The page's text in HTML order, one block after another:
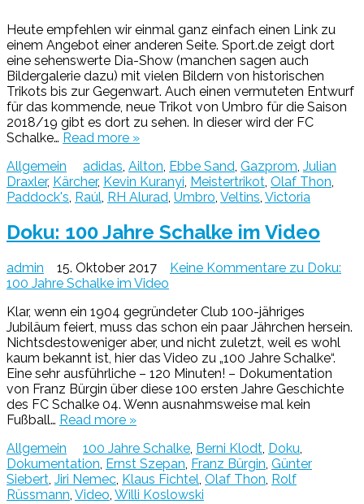
Heute empfehlen wir einmal ganz einfach einen Link zu
einem Angebot einer anderen Seite. Sport.de zeigt dort
eine sehenswerte Dia-Show (manchen sagen auch
Bildergalerie dazu) mit vielen Bildern von historischen
Trikots bis zur Gegenwart. Auch einen vermuteten Entwurf
für das kommende, neue Trikot von Umbro für die Saison
2018/19 gibt es dort zu sehen. In dieser wird der FC
Schalke… Read more »
Allgemein
adidas Ailton Ebbe Sand Gazprom Julian
Draxler, Kärcher, Kevin Kuranyi Meistertrikot Olaf Thon
Paddock's Raúl RH Alurad Umbro Veltins Victoria
Doku: 100 Jahre Schalke im Video
admin 15. Oktober 2017 Keine Kommentare zu Doku:
100 Jahre Schalke im Video
Klar, wenn ein 1904 gegründeter Club 100-jähriges
Jubiläum feiert, muss das schon ein paar Jährchen hersein.
Nichtsdestoweniger aber, und nicht zuletzt, weil es wohl
kaum bekannt ist, hier das Video zu „100 Jahre Schalke“.
Eine sehr ausführliche – 120 Minuten! – Dokumentation
von Franz Bürgin über diese 100 ersten Jahre Geschichte
des FC Schalke 04. Wenn ausnahmsweise mal kein
Fußball… Read more »
Allgemein
100 Jahre Schalke, Berni Klodt, Doku,
Dokumentation, Ernst Szepan, Franz Bürgin, Günter
Siebert, Jiri Nemec, Klaus Fichtel, Olaf Thon, Rolf
Rüssmann, Video, Willi Koslowski